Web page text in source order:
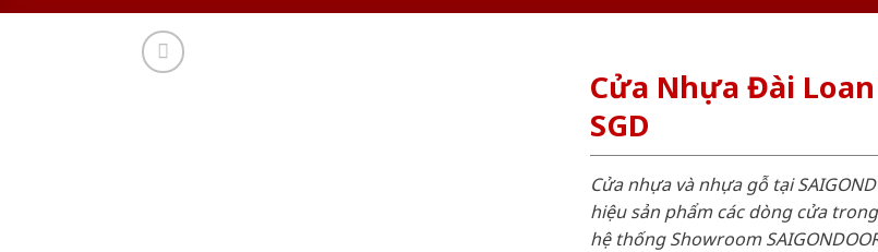
Cửa Nhựa Đài Loan
SGD
Cửa nhựa và nhựa gỗ tại
hiệu sản phẩm các dòng cửa
hệ thống Showroom